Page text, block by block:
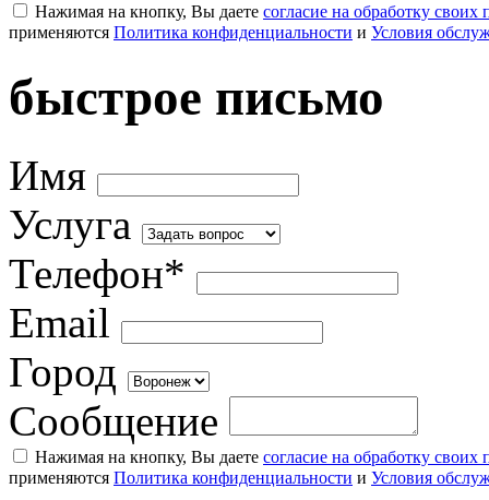
Нажимая на кнопку, Вы даете согласие на обработку
применяются Политика конфиденциальности и Условия
быстрое письмо
Имя
Услуга
Телефон*
Email
Город
Сообщение
Нажимая на кнопку, Вы даете согласие на обработку
применяются Политика конфиденциальности и Условия